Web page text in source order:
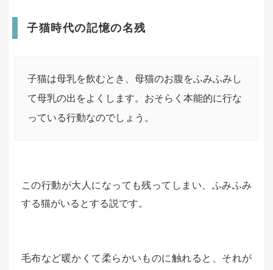
子猫時代の記憶の名残
子猫は母乳を飲むとき、母猫のお腹をふみふみし
て母乳の出をよくします。おそらく本能的に行な
っている行動なのでしょう。
この行動が大人になっても残ってしまい、ふみふみ
する猫がいるとする説です。
毛布など暖かくて柔らかいものに触れると、それが